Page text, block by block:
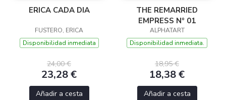
ERICA CADA DIA
FUSTERO, ERICA
Disponibilidad inmediata
24,00 €
23,28 €
Añadir a cesta
THE REMARRIED
EMPRESS Nº 01
ALPHATART
Disponibilidad inmediata.
18,95 €
18,38 €
Añadir a cesta